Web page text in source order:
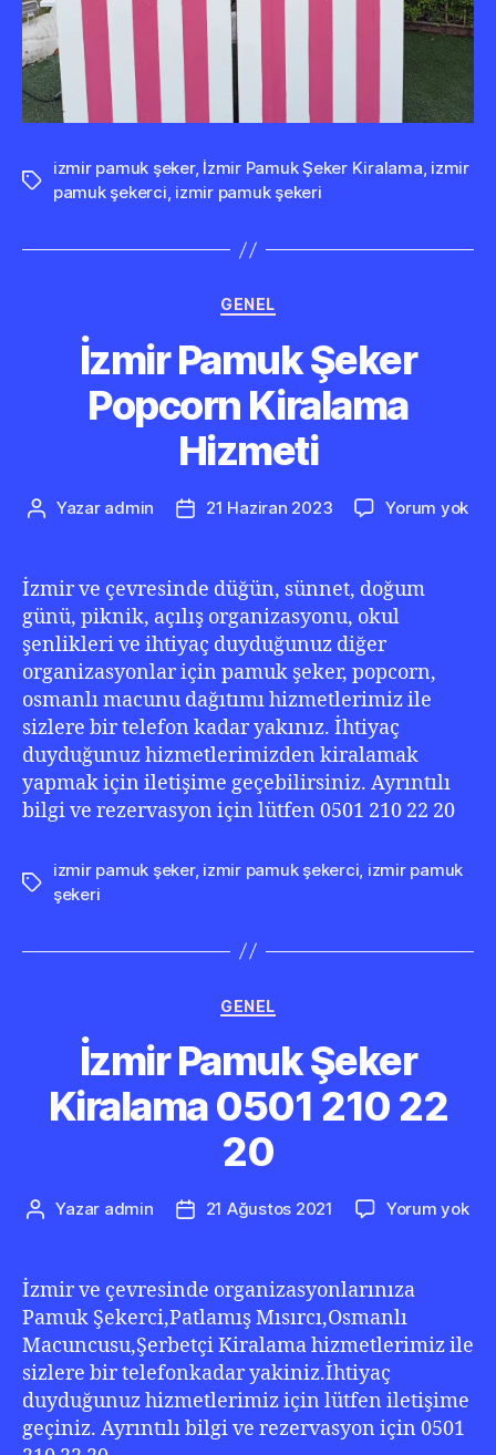
Etiketler
izmir pamuk şeker, İzmir Pamuk Şeker Kiralama, izmir
pamuk şekerci, izmir pamuk şekeri
Kategoriler
GENEL
İzmir Pamuk Şeker
Popcorn Kiralama
Hizmeti
Yazının
Yazar admin
Yazı21 Haziran 2023 Yorum yok
İzmir ve çevresinde düğün, sünnet, doğum
günü, piknik, açılış organizasyonu, okul
şenlikleri ve ihtiyaç duyduğunuz diğer
organizasyonlar için pamuk şeker, popcorn,
osmanlı macunu dağıtımı hizmetlerimiz ile
sizlere bir telefon kadar yakınız. İhtiyaç
duyduğunuz hizmetlerimizden kiralamak
yapmak için iletişime geçebilirsiniz. Ayrıntılı
bilgi ve rezervasyon için lütfen 0501 210 22 20
Etiketler
izmir pamuk şeker, izmir pamuk şekerci izmir pamuk
şekeri
Kategoriler
GENEL
İzmir Pamuk Şeker
Kiralama 0501 210 22
20
Yazının
Yazar admin
Yazı21 Ağustos 2021 Yorum yok
22
İzmir ve çevresinde organizasyonlarınıza
Pamuk Şekerci,Patlamış Mısırcı,Osmanlı
Macuncusu,Şerbetçi Kiralama hizmetlerimiz ile
sizlere bir telefonkadar yakiniz.İhtiyaç
duyduğunuz hizmetlerimiz için lütfen iletişime
geçiniz. Ayrıntılı bilgi ve rezervasyon için 0501